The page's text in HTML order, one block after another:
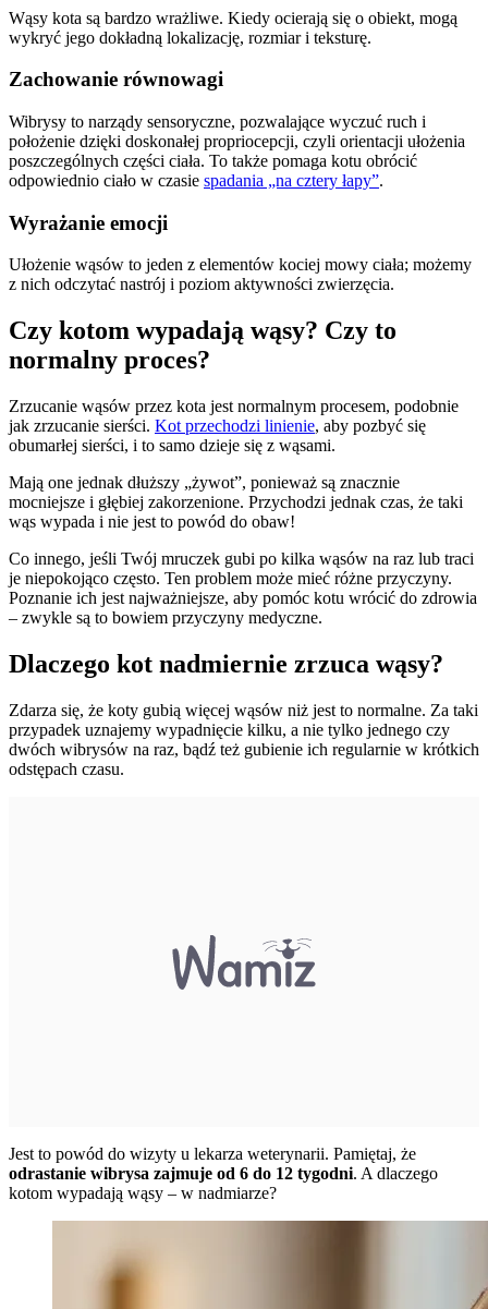
Wąsy kota są bardzo wrażliwe. Kiedy ocierają się o obiekt, mogą
wykryć jego dokładną lokalizację, rozmiar i teksturę.
Zachowanie równowagi
Wibrysy to narządy sensoryczne, pozwalające wyczuć ruch i
położenie dzięki doskonałej propriocepcji, czyli orientacji ułożenia
poszczególnych części ciała. To także pomaga kotu obrócić
odpowiednio ciało w czasie spadania „na cztery łapy”.
Wyrażanie emocji
Ułożenie wąsów to jeden z elementów kociej mowy ciała; możemy
z nich odczytać nastrój i poziom aktywności zwierzęcia.
Czy kotom wypadają wąsy? Czy to
normalny proces?
Zrzucanie wąsów przez kota jest normalnym procesem, podobnie
jak zrzucanie sierści. Kot przechodzi linienie, aby pozbyć się
obumarłej sierści, i to samo dzieje się z wąsami.
Mają one jednak dłuższy „żywot”, ponieważ są znacznie
mocniejsze i głębiej zakorzenione. Przychodzi jednak czas, że taki
wąs wypada i nie jest to powód do obaw!
Co innego, jeśli Twój mruczek gubi po kilka wąsów na raz lub traci
je niepokojąco często. Ten problem może mieć różne przyczyny.
Poznanie ich jest najważniejsze, aby pomóc kotu wrócić do zdrowia
– zwykle są to bowiem przyczyny medyczne.
Dlaczego kot nadmiernie zrzuca wąsy?
Zdarza się, że koty gubią więcej wąsów niż jest to normalne. Za taki
przypadek uznajemy wypadnięcie kilku, a nie tylko jednego czy
dwóch wibrysów na raz, bądź też gubienie ich regularnie w krótkich
odstępach czasu.
Jest to powód do wizyty u lekarza weterynarii. Pamiętaj, że
odrastanie wibrysa zajmuje od 6 do 12 tygodni. A dlaczego
kotom wypadają wąsy – w nadmiarze?